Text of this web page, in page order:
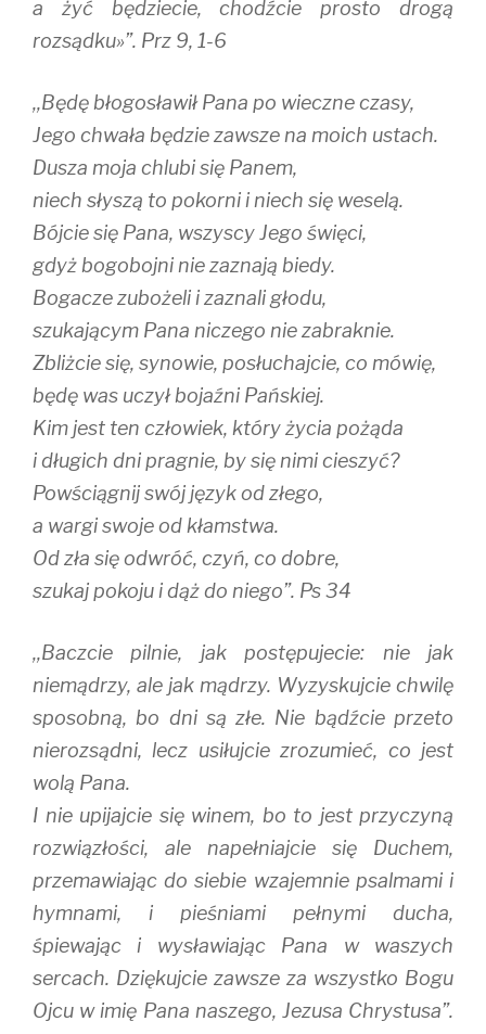
a żyć będziecie, chodźcie prosto drogą
rozsądku»”. Prz 9, 1-6
,,Będę błogosławił Pana po wieczne czasy,
Jego chwała będzie zawsze na moich ustach.
Dusza moja chlubi się Panem,
niech słyszą to pokorni i niech się weselą.
Bójcie się Pana, wszyscy Jego święci,
gdyż bogobojni nie zaznają biedy.
Bogacze zubożeli i zaznali głodu,
szukającym Pana niczego nie zabraknie.
Zbliżcie się, synowie, posłuchajcie, co mówię,
będę was uczył bojaźni Pańskiej.
Kim jest ten człowiek, który życia pożąda
i długich dni pragnie, by się nimi cieszyć?
Powściągnij swój język od złego,
a wargi swoje od kłamstwa.
Od zła się odwróć, czyń, co dobre,
szukaj pokoju i dąż do niego”. Ps 34
,,Baczcie pilnie, jak postępujecie: nie jak
niemądrzy, ale jak mądrzy. Wyzyskujcie chwilę
sposobną, bo dni są złe. Nie bądźcie przeto
nierozsądni, lecz usiłujcie zrozumieć, co jest
wolą Pana.
I nie upijajcie się winem, bo to jest przyczyną
rozwiązłości, ale napełniajcie się Duchem,
przemawiając do siebie wzajemnie psalmami i
hymnami, i pieśniami pełnymi ducha,
śpiewając i wysławiając Pana w waszych
sercach. Dziękujcie zawsze za wszystko Bogu
Ojcu w imię Pana naszego, Jezusa Chrystusa”.